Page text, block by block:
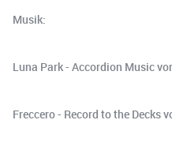
Musik:
Luna Park - Accordion Music
Freccero - Record to the Decks